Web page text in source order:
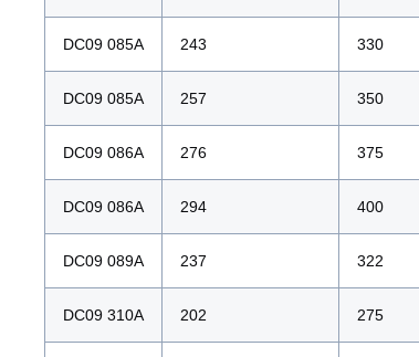
DC09 085A 243 330
DC09 085A 257 350
DC09 086A 276 375
DC09 086A 294 400
DC09 089A 237 322
DC09 310A 202 275